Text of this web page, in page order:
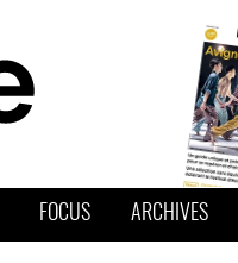
FOCUS ARCHIVES